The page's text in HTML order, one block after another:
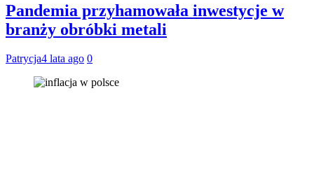
Pandemia przyhamowała inwestycje w
branży obróbki metali
Patrycja4 lata ago 0